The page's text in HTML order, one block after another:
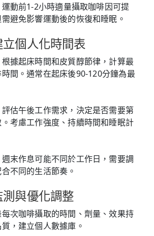
運動前1-2小時適量攝取咖啡因可提
避免影響運動後的恢復和睡眠。
個人化時間表
根據起床時間和皮質醇節律，計算最
間。通常在起床後90-120分鐘為最
估午後工作需求，決定是否需要第
考慮工作強度、持續時間和睡眠計
週末作息可能不同於工作日，需要調
不同的生活節奏。
與優化調整
次咖啡攝取的時間、劑量、效果持
，建立個人數據庫。